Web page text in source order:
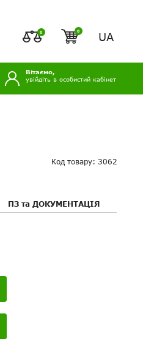
0 0 UA
Вітаємо,
увійдіть в особистий кабінет
Код товару: 3062
ПЗ та ДОКУМЕНТАЦІЯ